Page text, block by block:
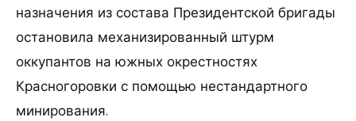
назначения из состава Президентской бригады
остановила механизированный штурм
оккупантов на южных окрестностях
Красногоровки с помощью нестандартного
минирования.